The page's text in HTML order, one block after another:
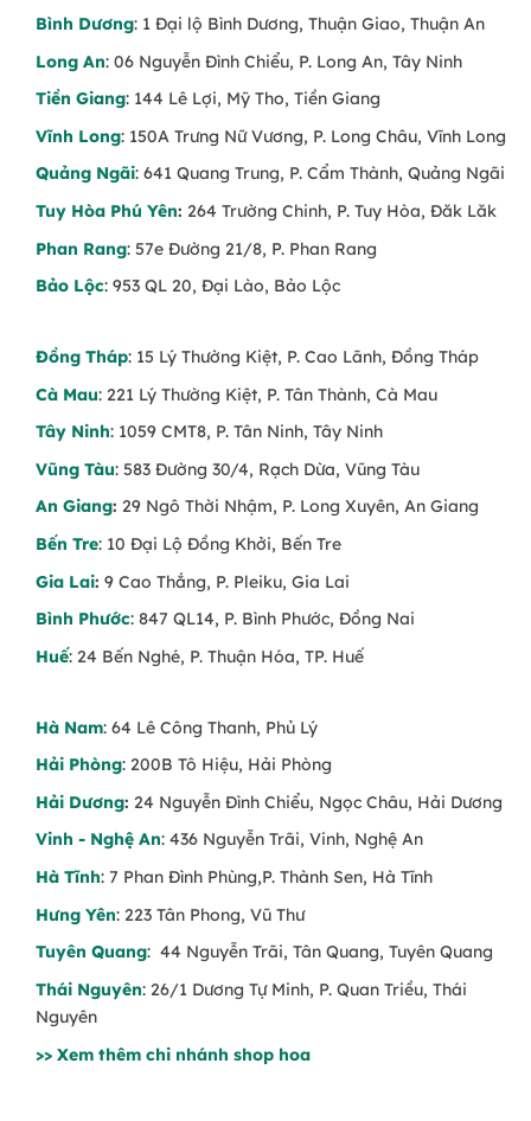
Bình Dương: 1 Đại lộ Bình Dương, Thuận Giao, Thuận An
Long An: 06 Nguyễn Đình Chiểu, P. Long An, Tây Ninh
Tiền Giang: 144 Lê Lợi, Mỹ Tho, Tiền Giang
Vĩnh Long: 150A Trưng Nữ Vương, P. Long Châu, Vĩnh Long
Quảng Ngãi: 641 Quang Trung, P. Cẩm Thành, Quảng Ngãi
Tuy Hòa Phú Yên: 264 Trường Chinh, P. Tuy Hòa, Đăk Lăk
Phan Rang: 57e Đường 21/8, P. Phan Rang
Bảo Lộc: 953 QL 20, Đại Lào, Bảo Lộc
Đồng Tháp: 15 Lý Thường Kiệt, P. Cao Lãnh, Đồng Tháp
Cà Mau: 221 Lý Thường Kiệt, P. Tân Thành, Cà Mau
Tây Ninh: 1059 CMT8, P. Tân Ninh, Tây Ninh
Vũng Tàu: 583 Đường 30/4, Rạch Dừa, Vũng Tàu
An Giang: 29 Ngô Thời Nhậm, P. Long Xuyên, An Giang
Bến Tre: 10 Đại Lộ Đồng Khởi, Bến Tre
Gia Lai: 9 Cao Thắng, P. Pleiku, Gia Lai
Bình Phước: 847 QL14, P. Bình Phước, Đồng Nai
Huế: 24 Bến Nghé, P. Thuận Hóa, TP. Huế
Hà Nam: 64 Lê Công Thanh, Phủ Lý
Hải Phòng: 200B Tô Hiệu, Hải Phòng
Hải Dương: 24 Nguyễn Đình Chiểu, Ngọc Châu, Hải Dương
Vinh - Nghệ An: 436 Nguyễn Trãi, Vinh, Nghệ An
Hà Tĩnh: 7 Phan Đình Phùng,P. Thành Sen, Hà Tĩnh
Hưng Yên: 223 Tân Phong, Vũ Thư
Tuyên Quang: 44 Nguyễn Trãi, Tân Quang, Tuyên Quang
Thái Nguyên: 26/1 Dương Tự Minh, P. Quan Triều, Thái
Nguyên
>> Xem thêm chi nhánh shop hoa